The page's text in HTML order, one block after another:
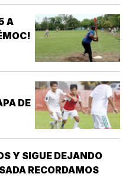
A
DE
Y SIGUE DEJANDO
RECORDAMOS